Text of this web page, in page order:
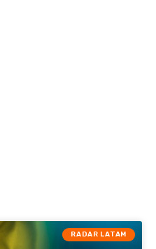
RADAR LATAM